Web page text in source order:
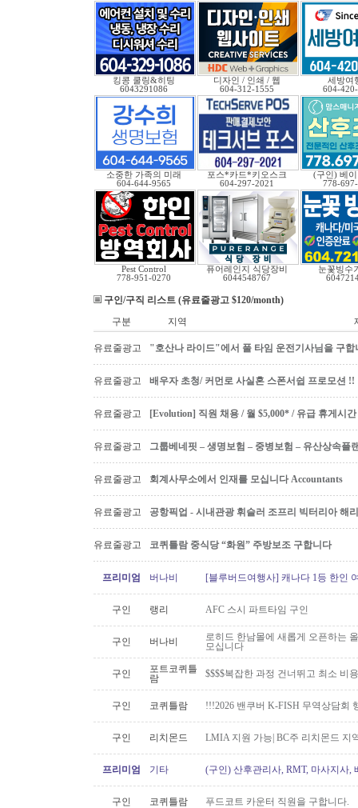
킹콩 쿨링&히팅
6043291086
디자인 / 인쇄 / 웹
604-312-1555
세방여
604-
소중한 가족의 미래
604-644-9565
포스*카드*키오스크
604-297-2021
(구인) 베
778-
Pest Control
778-951-0270
퓨어레인지 식당장비
6044548767
눈꽃빙수
구인/구직 리스트 (유료줄광고 $120/month)
구분
지역
유료줄광고 "호산나 라이드"에서 풀 타임 운전기사님을 구합
유료줄광고 배우자 초청/ 커먼로 사실혼 스폰서쉽 프로모션 !!
유료줄광고 [Evolution] 직원 채용 / 월 $5,000* / 유급 휴게시
유료줄광고 그룹베네핏 – 생명보험 – 중병보험 – 유산상속플
유료줄광고 회계사무소에서 인재를 모십니다 Accountants
유료줄광고 공항픽업 - 시내관광 휘슬러 조프리 빅터리아 해
유료줄광고 코퀴틀람 중식당 “화원” 주방보조 구합니다
프리미엄 버나비 [블루버드여행사] 캐나다 1등 한인
구인 랭리 AFC 스시 파트타임 구인
구인 버나비
로히드 한남몰에 새롭게 오픈하는
모십니다
구인
포트코퀴틀
람
$$$$복잡한 과정 건너뛰고 최소 비
구인 코퀴틀람 !!!2026 밴쿠버 K-FISH 무역상담회
구인 리치몬드 LMIA 지원 가능| BC주 리치몬드 지
프리미엄 기타 (구인) 산후관리사, RMT, 마사지사,
구인 코퀴틀람 푸드코트 카운터 직원을 구합니다.